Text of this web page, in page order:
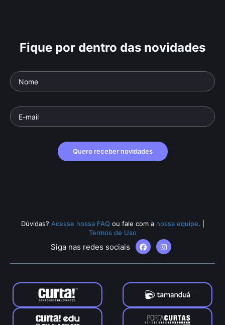
Fique por dentro das novidades
Quero receber novidades
Dúvidas? Acesse nossa FAQ ou fale com a nossa equipe.
Termos de Uso
Siga nas redes sociais